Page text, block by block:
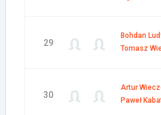
29
Bohdan
Tomasz
30
Artur
Paweł